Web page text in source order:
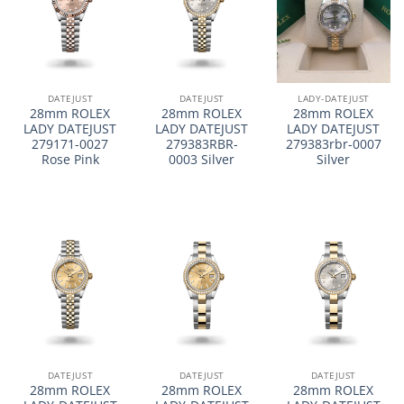
DATEJUST
28mm ROLEX
LADY DATEJUST
279171-0027
Rose Pink
DATEJUST
28mm ROLEX
LADY DATEJUST
279383RBR-
0003 Silver
LADY-DATEJUST
28mm ROLEX
LADY DATEJUST
279383rbr-0007
Silver
DATEJUST
28mm ROLEX
DATEJUST
28mm ROLEX
DATEJUST
28mm ROLEX